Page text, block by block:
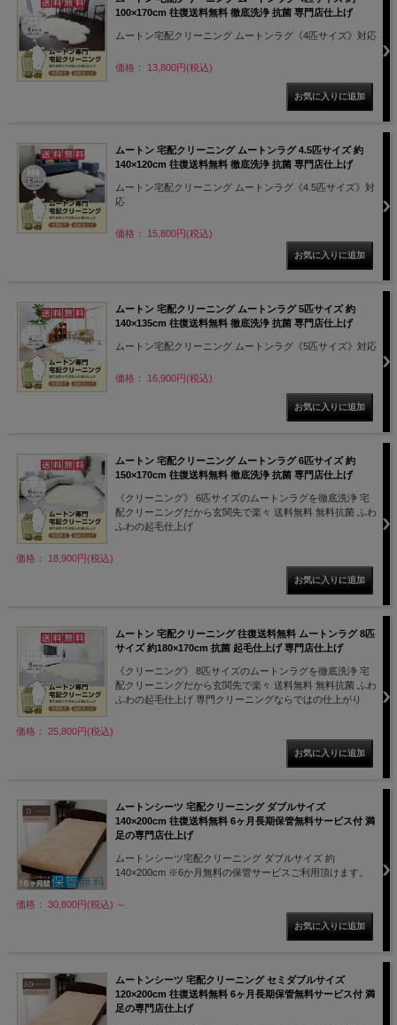
100×170cm 往復送料無料 徹底洗浄 抗菌 専門店仕上げ
ムートン宅配クリーニング ムートンラグ《4匹サイズ》対応
価格： 13,800円(税込)
ムートン 宅配クリーニング ムートンラグ 4.5匹サイズ 約
140×120cm 往復送料無料 徹底洗浄 抗菌 専門店仕上げ
ムートン宅配クリーニング ムートンラグ《4.5匹サイズ》対
応
価格： 15,800円(税込)
ムートン 宅配クリーニング ムートンラグ 5匹サイズ 約
140×135cm 往復送料無料 徹底洗浄 抗菌 専門店仕上げ
ムートン宅配クリーニング ムートンラグ《5匹サイズ》対応
価格： 16,900円(税込)
ムートン 宅配クリーニング ムートンラグ 6匹サイズ 約
150×170cm 往復送料無料 徹底洗浄 抗菌 専門店仕上げ
《クリーニング》 6匹サイズのムートンラグを徹底洗浄 宅
配クリーニングだから玄関先で楽々 送料無料 無料抗菌 ふわ
ふわの起毛仕上げ
価格： 18,900円(税込)
ムートン 宅配クリーニング 往復送料無料 ムートンラグ 8匹
サイズ 約180×170cm 抗菌 起毛仕上げ 専門店仕上げ
《クリーニング》 8匹サイズのムートンラグを徹底洗浄 宅
配クリーニングだから玄関先で楽々 送料無料 無料抗菌 ふわ
ふわの起毛仕上げ 専門クリーニングならではの仕上がり
価格： 25,800円(税込)
ムートンシーツ 宅配クリーニング ダブルサイズ
140×200cm 往復送料無料 6ヶ月長期保管無料サービス付 満
足の専門店仕上げ
ムートンシーツ宅配クリーニング ダブルサイズ 約
140×200cm ※6か月無料の保管サービスご利用頂けます。
価格： 30,800円(税込) ～
ムートンシーツ 宅配クリーニング セミダブルサイズ
120×200cm 往復送料無料 6ヶ月長期保管無料サービス付 満
足の専門店仕上げ